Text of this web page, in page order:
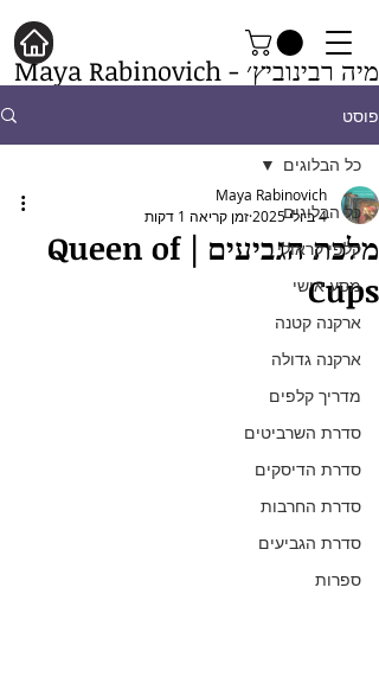
מיה רבינוביץ׳ - Maya Rabinovich
פוסט
כל הבלוגים
קלפי קראולי
מסע אישי
ארקנה קטנה
ארקנה גדולה
מדריך קלפים
סדרת השרביטים
סדרת הדיסקים
סדרת החרבות
סדרת הגביעים
ספרות
כל הבלוגים
מלכת הגביעים | Queen of
Cups
Maya Rabinovich
4 ביולי 2025
זמן קריאה 1 דקות